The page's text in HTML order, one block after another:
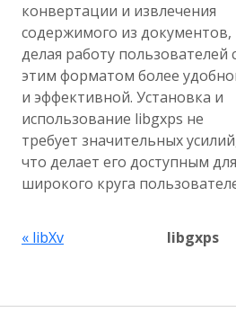
конвертации и извлечения
содержимого из документов,
делая работу пользователей
этим форматом более
и эффективной. Установка и
использование libgxps не
требует значительных
что делает его доступным для
широкого круга
« libXv libgxps